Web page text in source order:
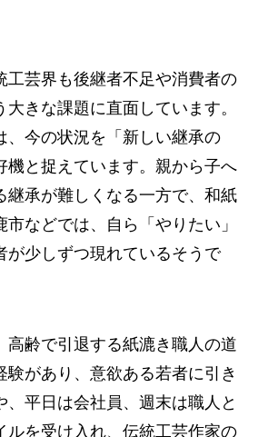
工芸界も後継者不足や消費者の
きな課題に直面しています。
、今の状況を「新しい継承の
機と捉えています。親から子へ
継承が難しくなる一方で、和紙
などでは、自ら「やりたい」
が少しずつ現れているそうで
高齢で引退する紙漉き職人の道
験があり、意欲ある若者に引き
、平日は会社員、週末は職人と
ルを受け入れ、伝統工芸作家の